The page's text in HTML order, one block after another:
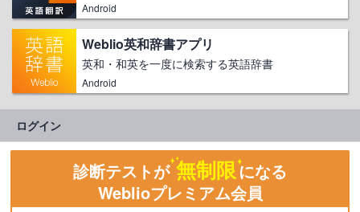
Android
Weblio英和辞書アプリ
英和・和英を一度に検索する英語辞書
Android
ログイン
診断テストが 無制限になる
Weblioプレミアム会員